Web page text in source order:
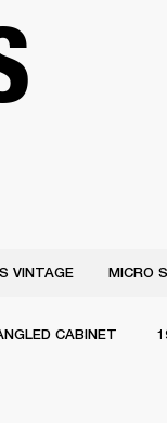
VINTAGE MICRO
CABINET